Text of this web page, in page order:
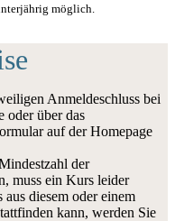
möglich.
Anmeldeschluss bei
oder über das
auf der Homepage
der
muss ein Kurs leider
diesem oder einem
kann, werden Sie